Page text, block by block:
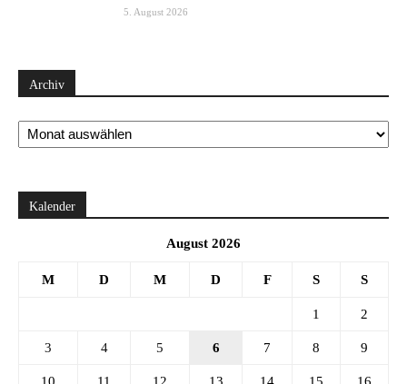
5. August 2026
Archiv
Kalender
August 2026
M D M D F S S
1 2
3 4 5 6 7 8 9